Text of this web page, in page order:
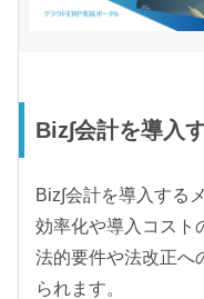
Biz∫会計を導入
Biz∫会計を導入する
効率化や導入コスト
法的要件や法改正へ
られます。